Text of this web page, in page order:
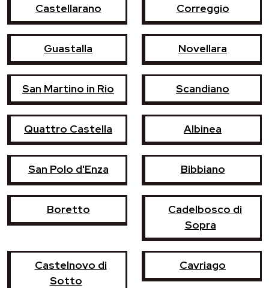
Castellarano Correggio
Guastalla Novellara
San Martino in Rio Scandiano
Quattro Castella Albinea
San Polo d'Enza Bibbiano
Boretto
Cadelbosco di
Sopra
Castelnovo di
Sotto
Cavriago